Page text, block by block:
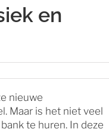
en
nieuwe
Maar is het niet veel
te huren. In deze